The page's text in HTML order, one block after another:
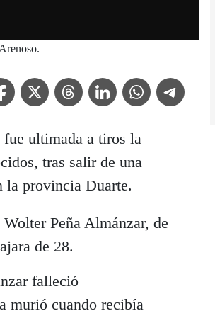
Icon
Twitter IconThreads IconLinkedin IconWhatsApp IconTelegram Icon
fue ultimada a tiros la
tras salir de una
la provincia Duarte.
Peña Almánzar, de
de 28.
falleció
murió cuando recibía